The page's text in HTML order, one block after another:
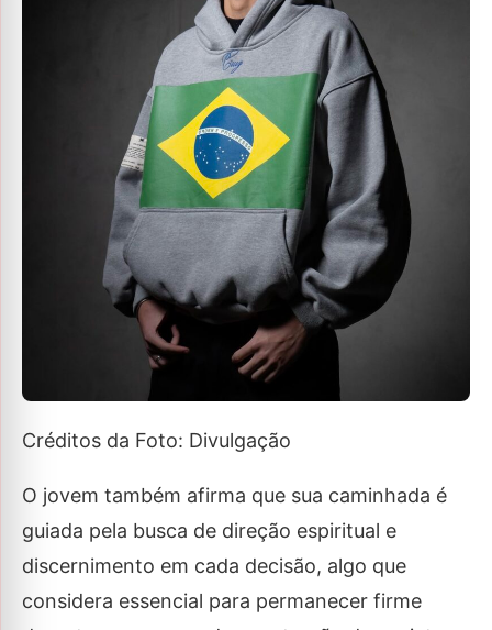
Créditos da Foto: Divulgação
O jovem também afirma que sua caminhada é
guiada pela busca de direção espiritual e
discernimento em cada decisão, algo que
considera essencial para permanecer firme